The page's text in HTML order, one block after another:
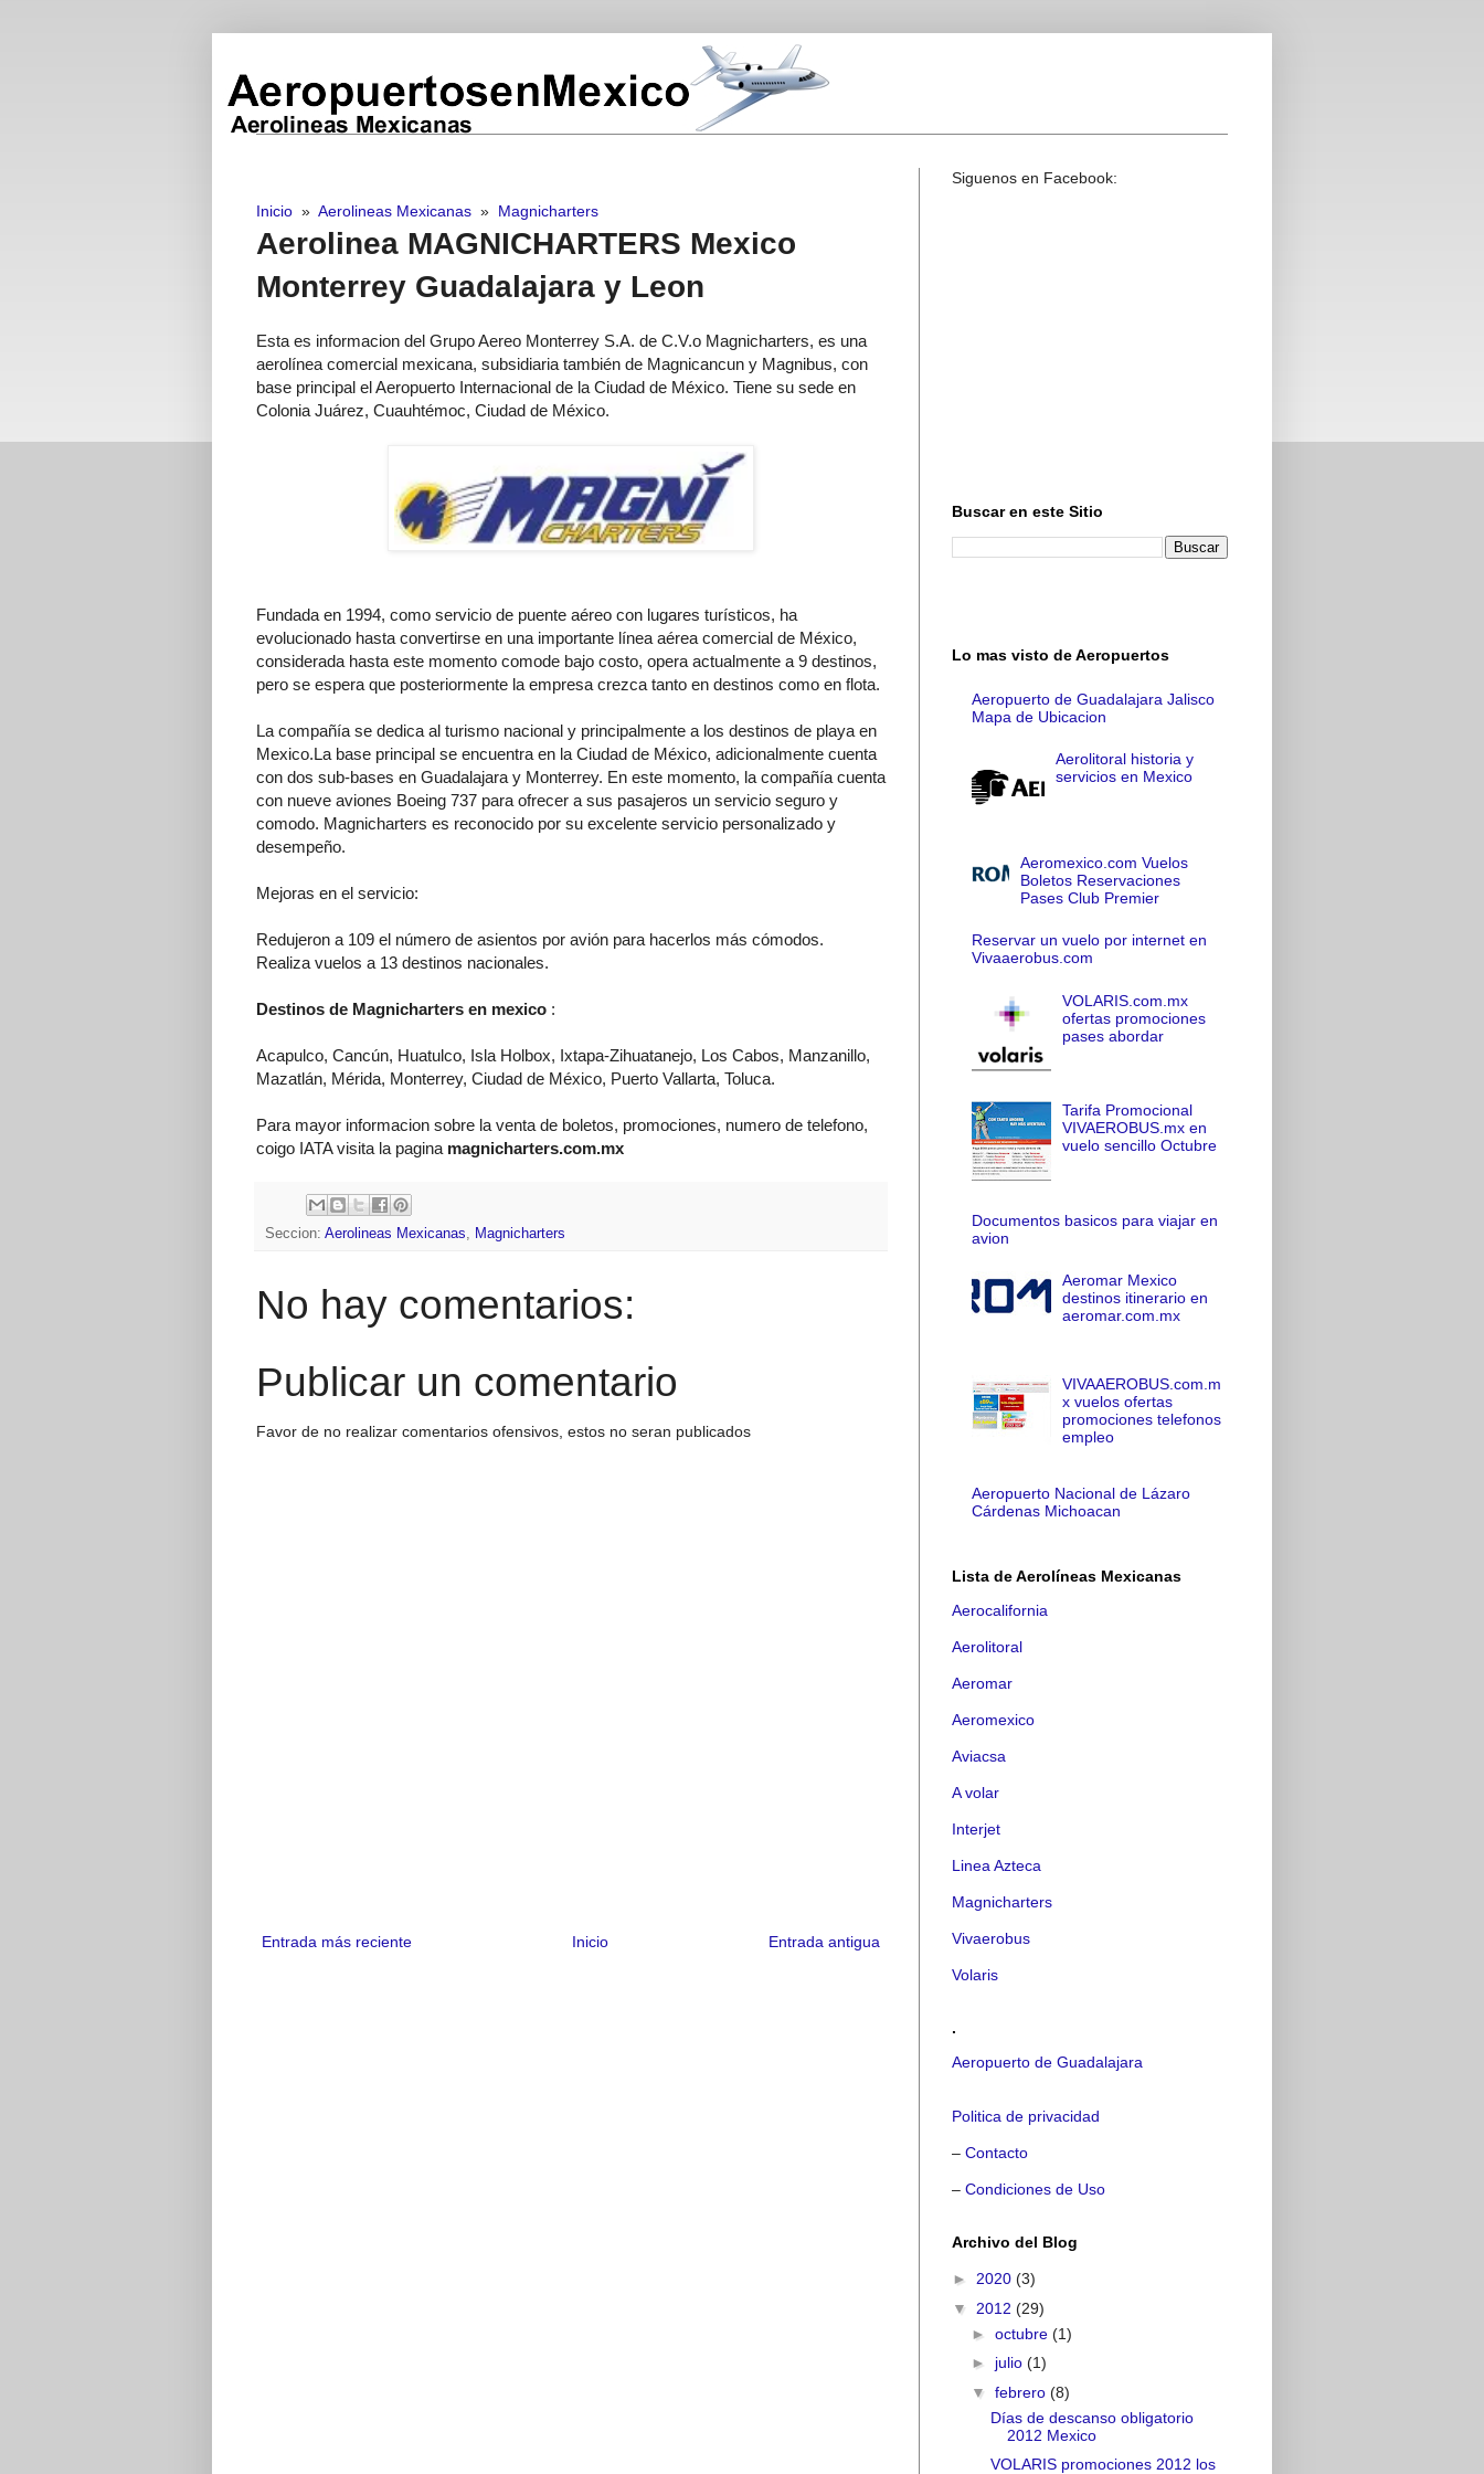
Inicio » Aerolineas Mexicanas » Magnicharters
Aerolinea MAGNICHARTERS Mexico
Monterrey Guadalajara y Leon
Esta es informacion del Grupo Aereo Monterrey S.A. de C.V.o Magnicharters, es una
aerolínea comercial mexicana, subsidiaria también de Magnicancun y Magnibus, con
base principal el Aeropuerto Internacional de la Ciudad de México. Tiene su sede en
Colonia Juárez, Cuauhtémoc, Ciudad de México.
Fundada en 1994, como servicio de puente aéreo con lugares turísticos, ha
evolucionado hasta convertirse en una importante línea aérea comercial de México,
considerada hasta este momento comode bajo costo, opera actualmente a 9 destinos,
pero se espera que posteriormente la empresa crezca tanto en destinos como en flota.
La compañía se dedica al turismo nacional y principalmente a los destinos de playa en
Mexico.La base principal se encuentra en la Ciudad de México, adicionalmente cuenta
con dos sub-bases en Guadalajara y Monterrey. En este momento, la compañía cuenta
con nueve aviones Boeing 737 para ofrecer a sus pasajeros un servicio seguro y
comodo. Magnicharters es reconocido por su excelente servicio personalizado y
desempeño.
Mejoras en el servicio:
Redujeron a 109 el número de asientos por avión para hacerlos más cómodos.
Realiza vuelos a 13 destinos nacionales.
Destinos de Magnicharters en mexico :
Acapulco, Cancún, Huatulco, Isla Holbox, Ixtapa-Zihuatanejo, Los Cabos, Manzanillo,
Mazatlán, Mérida, Monterrey, Ciudad de México, Puerto Vallarta, Toluca.
Para mayor informacion sobre la venta de boletos, promociones, numero de telefono,
coigo IATA visita la pagina magnicharters.com.mx
Seccion: Aerolineas Mexicanas, Magnicharters
No hay comentarios:
Publicar un comentario
Favor de no realizar comentarios ofensivos, estos no seran publicados
Entrada más reciente Entrada antigua
Inicio
Siguenos en Facebook:
Buscar en este Sitio
Lo mas visto de Aeropuertos
Aeropuerto de Guadalajara Jalisco
Mapa de Ubicacion
Aerolitoral historia y
servicios en Mexico
Aeromexico.com Vuelos
Boletos Reservaciones
Pases Club Premier
Reservar un vuelo por internet en
Vivaaerobus.com
VOLARIS.com.mx
ofertas promociones
pases abordar
Tarifa Promocional
VIVAEROBUS.mx en
vuelo sencillo Octubre
Documentos basicos para viajar en
avion
Aeromar Mexico
destinos itinerario en
aeromar.com.mx
VIVAAEROBUS.com.m
x vuelos ofertas
promociones telefonos
empleo
Aeropuerto Nacional de Lázaro
Cárdenas Michoacan
Lista de Aerolíneas Mexicanas
Aerocalifornia
Aerolitoral
Aeromar
Aeromexico
Aviacsa
A volar
Interjet
Linea Azteca
Magnicharters
Vivaerobus
Volaris
.
Aeropuerto de Guadalajara
Politica de privacidad
– Contacto
– Condiciones de Uso
Archivo del Blog
► 2020 (3)
▼ 2012 (29)
► octubre (1)
► julio (1)
▼ febrero (8)
Días de descanso obligatorio
2012 Mexico
VOLARIS promociones 2012 los